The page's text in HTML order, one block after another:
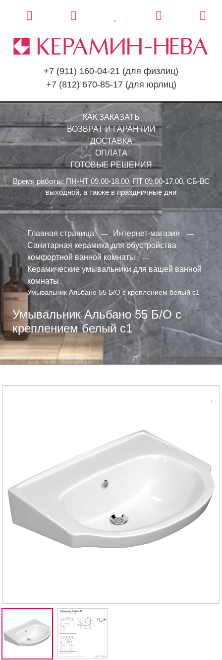
+7 (911) 160-04-21 (для физлиц)
+7 (812) 670-85-17 (для юрлиц)
КАК ЗАКАЗАТЬ
ВОЗВРАТ И ГАРАНТИИ
ДОСТАВКА
ОПЛАТА
ГОТОВЫЕ РЕШЕНИЯ
Время работы: ПН-ЧТ 09.00-18.00, ПТ 09.00-17.00, СБ-ВС
выходной, а также в праздничные дни
Главная страница
Интернет-магазин
Санитарная керамика для обустройства
комфортной ванной комнаты
Керамические умывальники для вашей ванной
комнаты
Умывальник Альбано 55 Б/О с креплением белый с1
Умывальник Альбано 55 Б/О с
креплением белый с1